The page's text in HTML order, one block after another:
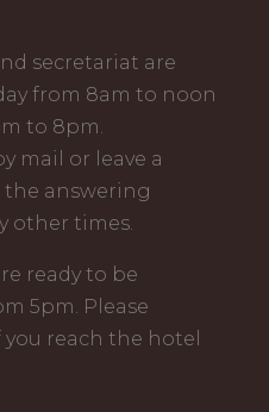
secretariat are
from 8am to noon
to 8pm.
mail or leave a
the answering
other times.
ready to be
5pm. Please
reach the hotel